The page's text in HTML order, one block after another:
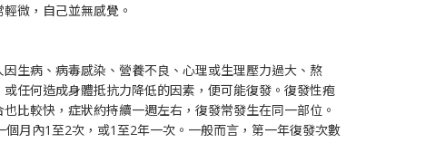
微，自己並無感覺。
生病、病毒感染、營養不良、心理或生理壓力過大、熬
任何造成身體抵抗力降低的因素，便可能復發。復發性疱
比較快，症狀約持續一週左右，復發常發生在同一部位。
月內1至2次，或1至2年一次。一般而言，第一年復發次數